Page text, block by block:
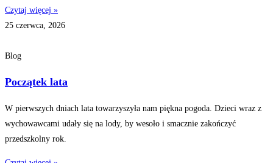
Czytaj więcej »
25 czerwca, 2026
Blog
Początek lata
W pierwszych dniach lata towarzyszyła nam piękna pogoda. Dzieci wraz z
wychowawcami udały się na lody, by wesoło i smacznie zakończyć
przedszkolny rok.